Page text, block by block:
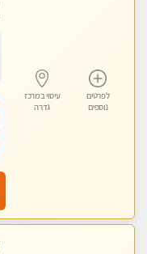
לפרטים
נוספים
עיסוי במרכז
גדרה